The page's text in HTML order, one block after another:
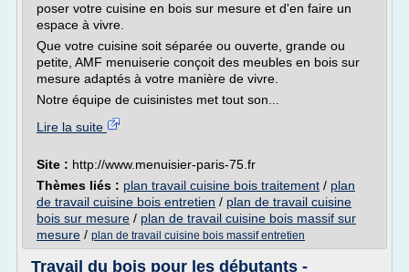
poser votre cuisine en bois sur mesure et d'en faire un
espace à vivre.
Que votre cuisine soit séparée ou ouverte, grande ou
petite, AMF menuiserie conçoit des meubles en bois sur
mesure adaptés à votre manière de vivre.
Notre équipe de cuisinistes met tout son...
Lire la suite
Site : http://www.menuisier-paris-75.fr
Thèmes liés : plan travail cuisine bois traitement / plan
de travail cuisine bois entretien / plan de travail cuisine
bois sur mesure / plan de travail cuisine bois massif sur
mesure / plan de travail cuisine bois massif entretien
Travail du bois pour les débutants -